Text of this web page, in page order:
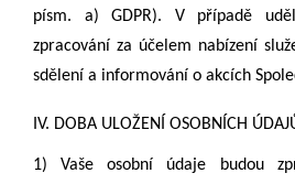
písm. a) GDPR). V případě
zpracování za účelem nabízení
sdělení a informování o akcích
IV. DOBA ULOŽENÍ OSOBNÍCH
1) Vaše osobní údaje budou